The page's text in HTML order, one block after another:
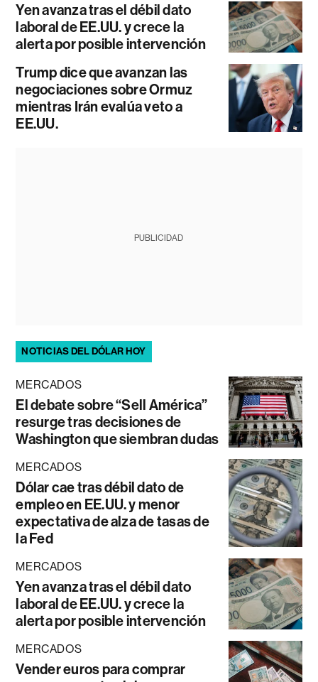
Yen avanza tras el débil dato
laboral de EE.UU. y crece la
alerta por posible intervención
Trump dice que avanzan las
negociaciones sobre Ormuz
mientras Irán evalúa veto a
EE.UU.
PUBLICIDAD
NOTICIAS DEL DÓLAR HOY
MERCADOS
El debate sobre “Sell América”
resurge tras decisiones de
Washington que siembran dudas
MERCADOS
Dólar cae tras débil dato de
empleo en EE.UU. y menor
expectativa de alza de tasas de
la Fed
MERCADOS
Yen avanza tras el débil dato
laboral de EE.UU. y crece la
alerta por posible intervención
MERCADOS
Vender euros para comprar